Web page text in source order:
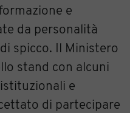
e
da personalità
spicco. Il Ministero
stand con alcuni
e
di partecipare